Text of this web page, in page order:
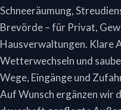
Schneeräumung,
Brevörde – für Privat,
Hausverwaltungen. Klare
Wetterwechseln und
Wege, Eingänge und
Auf Wunsch ergänzen wir